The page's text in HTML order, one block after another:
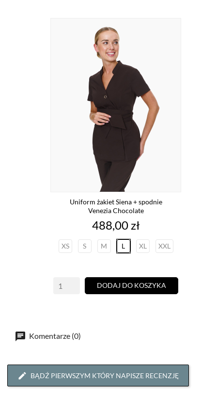
Uniform żakiet Siena + spodnie
Venezia Chocolate
Cena
488,00 zł
XS S M L XL XXL
DODAJ DO KOSZYKA
Komentarze (0)
BĄDŹ PIERWSZYM KTÓRY NAPISZE RECENZJĘ